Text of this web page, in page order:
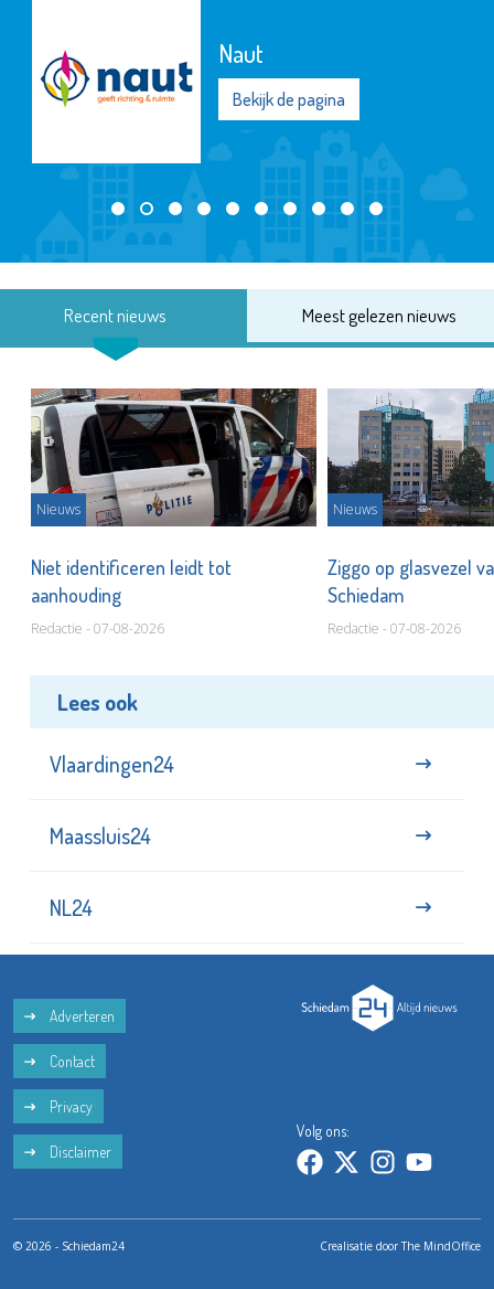
Naut
Bekijk de pagina
Recent nieuws Meest gelezen nieuws
Nieuws
Niet identificeren leidt tot
aanhouding
Redactie - 07-08-2026
Nieuws
Ziggo op glasvezel
Schiedam
Redactie - 07-08-2026
Lees ook
Vlaardingen24
Maassluis24
NL24
Adverteren
Contact
Privacy
Disclaimer
Volg ons:
© 2026 - Schiedam24 Crealisatie doorThe MindOffice